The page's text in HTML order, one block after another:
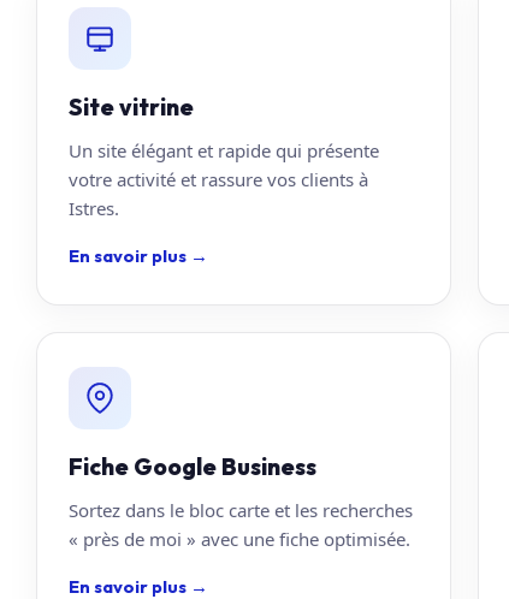
Site vitrine
Un site élégant et rapide qui présente
votre activité et rassure vos clients à
Istres.
En savoir plus →
Fiche Google Business
Sortez dans le bloc carte et les recherches
« près de moi » avec une fiche optimisée.
En savoir plus →